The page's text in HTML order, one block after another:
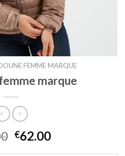
FEMME MARQUE
marque
€62.00